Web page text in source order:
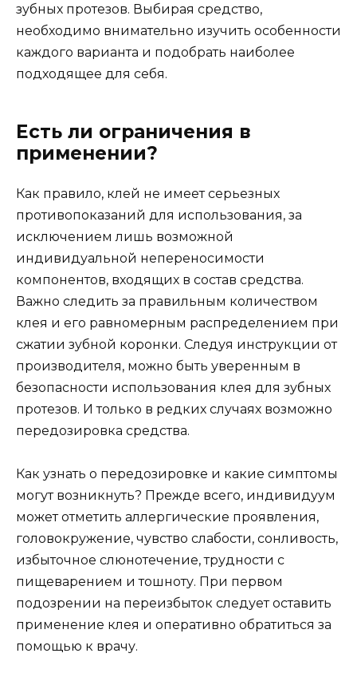
зубных протезов. Выбирая средство,
необходимо внимательно изучить особенности
каждого варианта и подобрать наиболее
подходящее для себя.
Есть ли ограничения в
применении?
Как правило, клей не имеет серьезных
противопоказаний для использования, за
исключением лишь возможной
индивидуальной непереносимости
компонентов, входящих в состав средства.
Важно следить за правильным количеством
клея и его равномерным распределением при
сжатии зубной коронки. Следуя инструкции от
производителя, можно быть уверенным в
безопасности использования клея для зубных
протезов. И только в редких случаях возможно
передозировка средства.
Как узнать о передозировке и какие симптомы
могут возникнуть? Прежде всего, индивидуум
может отметить аллергические проявления,
головокружение, чувство слабости, сонливость,
избыточное слюнотечение, трудности с
пищеварением и тошноту. При первом
подозрении на переизбыток следует оставить
применение клея и оперативно обратиться за
помощью к врачу.